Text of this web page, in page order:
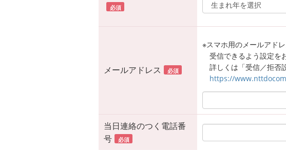
必須
メールアドレス 必須
※スマホ用のメールアド
受信できるよう設定を
詳しくは「受信／拒否
https://
当日連絡のつく電話番
号
必須